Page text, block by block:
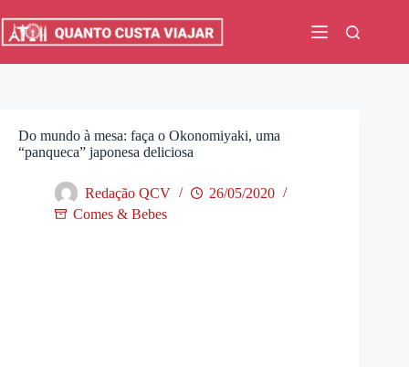
para
Do mundo à mesa: faça o Okonomiyaki, uma
“panqueca” japonesa deliciosa
Redação QCV
26/05/2020
Comes & Bebes